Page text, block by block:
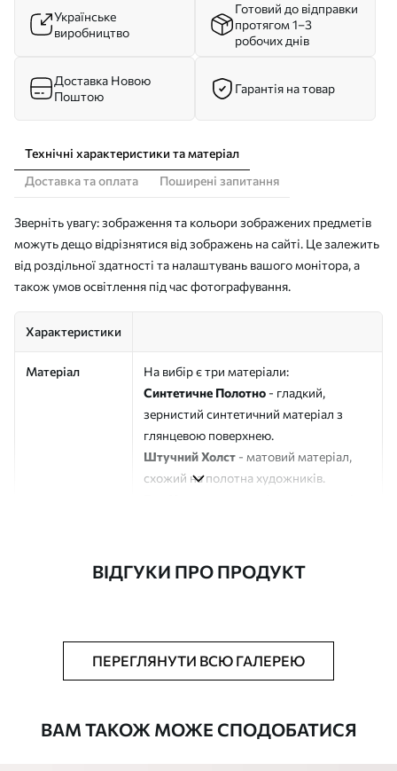
Українське
виробництво
Готовий до відправки
протягом 1–3
робочих днів
Доставка Новою
Поштою
Гарантія на товар
Технічні характеристики та матеріал
Доставка та оплата
Поширені запитання
Зверніть увагу: зображення та кольори зображених предметів
можуть дещо відрізнятися від зображень на сайті. Це залежить
від роздільної здатності та налаштувань вашого монітора, а
також умов освітлення під час фотографування.
Характеристики
Матеріал
На вибір є три матеріали:
Синтетичне Полотно - гладкий,
зернистий синтетичний матеріал з
глянцевою поверхнею.
Штучний Холст - матовий матеріал,
схожий на полотна художників.
Додатково Можна додати лакове покриття.
ВІДГУКИ ПРО ПРОДУКТ
ПЕРЕГЛЯНУТИ ВСЮ ГАЛЕРЕЮ
ВАМ ТАКОЖ МОЖЕ СПОДОБАТИСЯ